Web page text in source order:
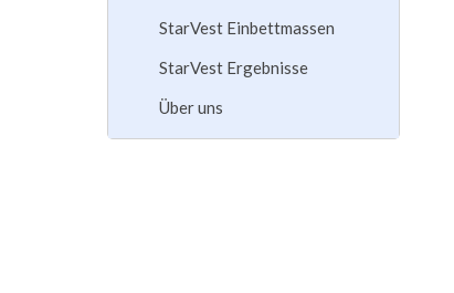
StarVest Einbettmassen
StarVest Ergebnisse
Über uns